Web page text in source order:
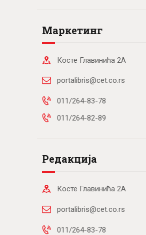
Маркетинг
Косте Главинића 2А
portalibris@cet.co.rs
011/264-83-78
011/264-82-89
Редакција
Косте Главинића 2А
portalibris@cet.co.rs
011/264-83-78